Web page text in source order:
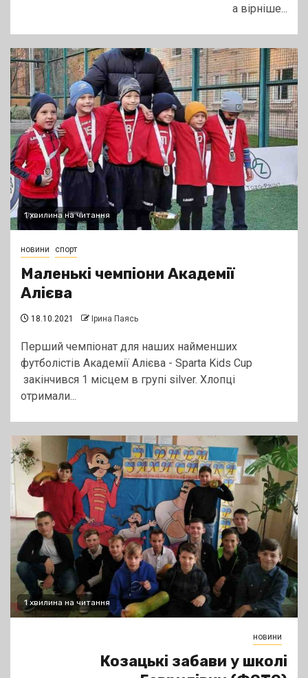
а вірніше...
1 хвилина на читання
новини спорт
Маленькі чемпіони Академії
Алієва
18.10.2021 Ірина Паясь
Перший чемпіонат для наших найменших
футболістів Академії Алієва - Sparta Kids Cup
закінчився 1 місцем в групі silver. Хлопці
отримали...
1 хвилина на читання
новини
Козацькі забави у школі